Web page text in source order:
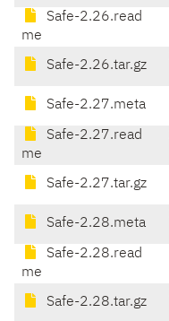
Safe-2.26.read
me
Safe-2.26.tar.gz
Safe-2.27.meta
Safe-2.27.read
me
Safe-2.27.tar.gz
Safe-2.28.meta
Safe-2.28.read
me
Safe-2.28.tar.gz